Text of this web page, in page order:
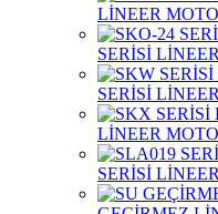
LİNEER
SERİSİ
SERİSİ
LİNEER
SERİSİ